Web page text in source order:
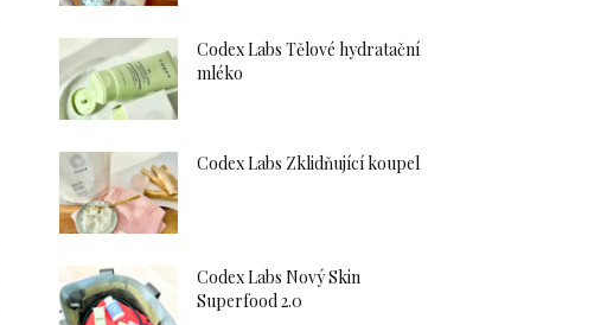
Codex Labs Tělové hydratační
mléko
Codex Labs Zklidňující koupel
Codex Labs Nový Skin
Superfood 2.0